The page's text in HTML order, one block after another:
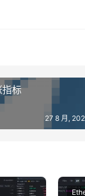
指标
27 8 月,